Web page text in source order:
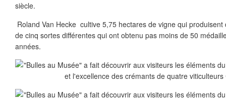
siècle.
Roland Van Hecke cultive 5,75 hectares de vigne qui
de cinq sortes différentes qui ont obtenu pas moins de 50
années.